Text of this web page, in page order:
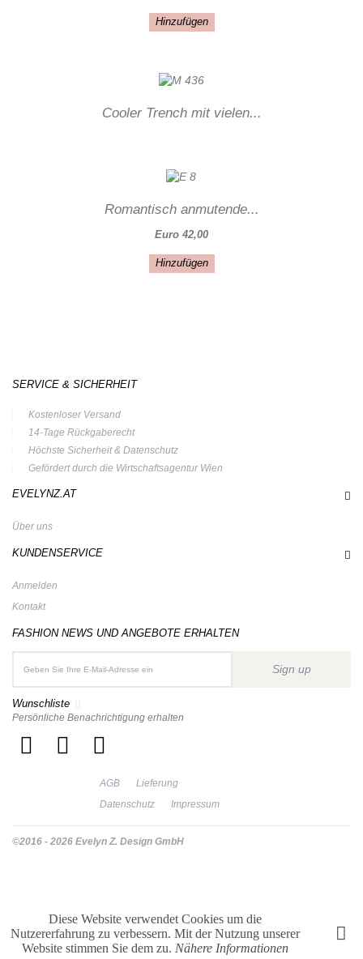
Diese Website verwendet Cookies um die
Nutzererfahrung zu verbessern. Mit der Nutzung unserer
Website stimmen Sie dem zu. Nähere Informationen
Hinzufügen
Cooler Trench mit vielen...
Romantisch anmutende...
Euro 42,00
Hinzufügen
SERVICE & SICHERHEIT
Kostenloser Versand
14-Tage Rückgaberecht
Höchste Sicherheit & Datenschutz
Gefördert durch die Wirtschaftsagentur Wien
EVELYNZ.AT
Über uns
KUNDENSERVICE
Anmelden
Kontakt
FASHION NEWS UND ANGEBOTE ERHALTEN
Sign up
Wunschliste
Persönliche Benachrichtigung erhalten
AGB
Lieferung
Datenschutz
Impressum
©2016 - 2026 Evelyn Z. Design GmbH